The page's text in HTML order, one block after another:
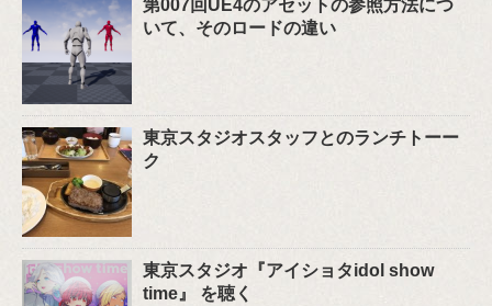
第007回UE4のアセットの参照方法につ
いて、そのロードの違い
東京スタジオスタッフとのランチトーー
ク
東京スタジオ『アイショタidol show
time』 を聴く